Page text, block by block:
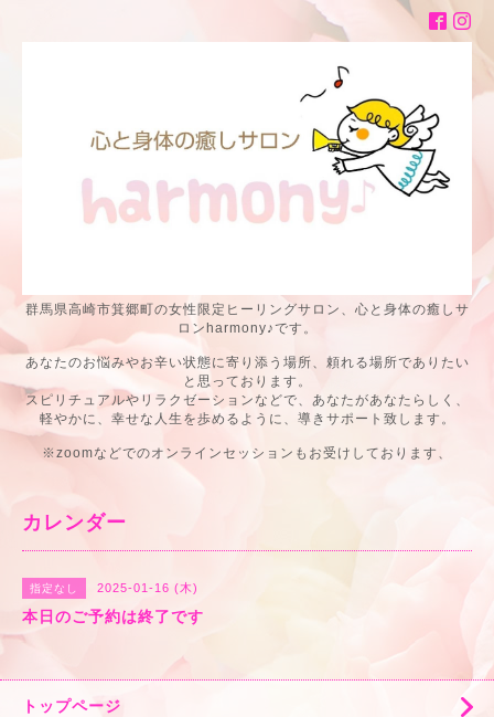
群馬県高崎市箕郷町の女性限定ヒーリングサロン、心と身体の癒しサ
ロンharmony♪です。
あなたのお悩みやお辛い状態に寄り添う場所、頼れる場所でありたい
と思っております。
スピリチュアルやリラクゼーションなどで、あなたがあなたらしく、
軽やかに、幸せな人生を歩めるように、導きサポート致します。
※zoomなどでのオンラインセッションもお受けしております、
カレンダー
指定なし 2025-01-16 (木)
本日のご予約は終了です
トップページ